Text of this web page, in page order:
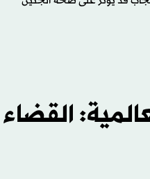
قد يؤثر على صحة الجنين